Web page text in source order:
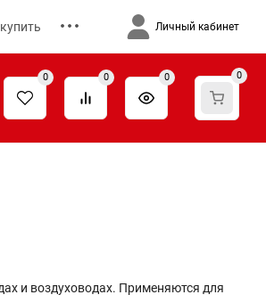
Личный кабинет
0 0 0 0
и воздуховодах. Применяются для